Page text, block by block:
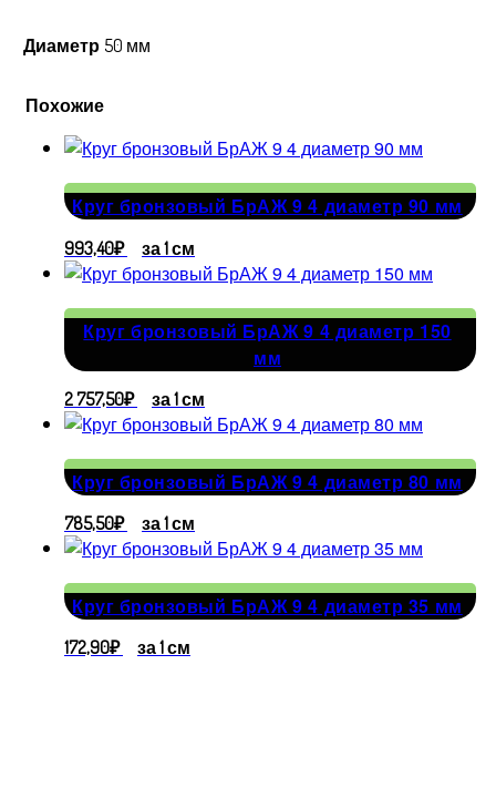
Диаметр 50 мм
Похожие
Круг бронзовый БрАЖ 9 4 диаметр 90 мм
993,40₽ за 1 см
Круг бронзовый БрАЖ 9 4 диаметр 150
мм
2 757,50₽ за 1 см
Круг бронзовый БрАЖ 9 4 диаметр 80 мм
785,50₽ за 1 см
Круг бронзовый БрАЖ 9 4 диаметр 35 мм
172,90₽ за 1 см